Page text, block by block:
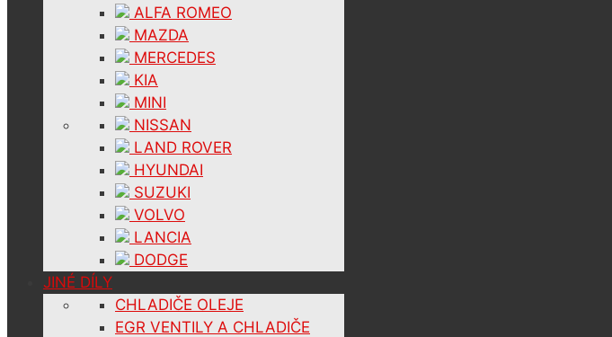
ALFA ROMEO
MAZDA
MERCEDES
KIA
MINI
NISSAN
LAND ROVER
HYUNDAI
SUZUKI
VOLVO
LANCIA
DODGE
JINÉ DÍLY
CHLADIČE OLEJE
EGR VENTILY A CHLADIČE